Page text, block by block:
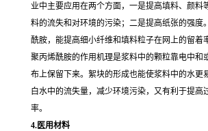
业中主要应用在两个方面，一是提高填料、颜料
料的流失和对环境的污染；二是提高纸张的强度
酰胺，能提高细小纤维和填料粒子在网上的留着
聚丙烯酰胺的作用机理是浆料中的颗粒靠电中和
布上保留下来。絮块的形成也能使浆料中的水更
白水中的流失量，减少环境污染，又有利于提高
率。
4.医用材料